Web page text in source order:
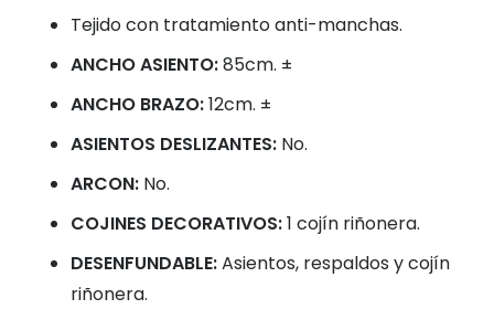
Tejido con tratamiento anti-manchas.
ANCHO ASIENTO:85cm. ±
ANCHO BRAZO:12cm. ±
ASIENTOS DESLIZANTES: No.
ARCON: No.
COJINES DECORATIVOS:1 cojín riñonera.
DESENFUNDABLE:Asientos, respaldos y cojín
riñonera.